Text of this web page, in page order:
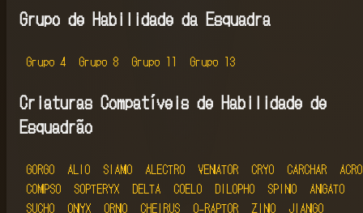
Grupo de Habilidade da Esquadra
Grupo 4 Grupo 8 Grupo 11 Grupo 13
Criaturas Compatíveis de Habilidade de
Esquadrão
GORGO ALIO SIAMO ALECTRO VENATOR CRYO CARCHAR
ACRO
COMPSO
SOPTERYX DELTA COELO DILOPHO SPINO
ANGATO
SUCHO
ONYX ORNO CHEIRUS O-RAPTOR ZINO
JIANGO